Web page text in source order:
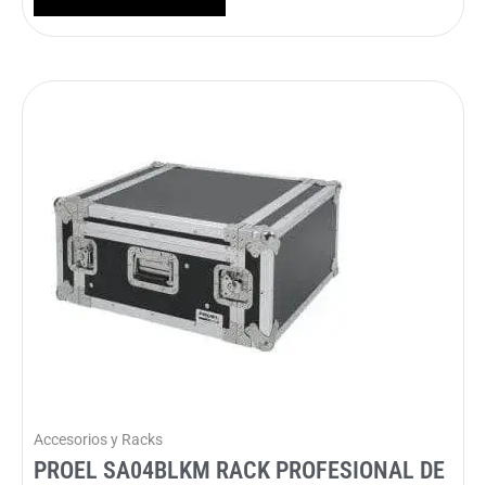
Accesorios y Racks
PROEL SA04BLKM RACK PROFESIONAL DE